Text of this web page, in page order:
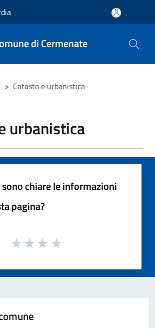
di Cermenate
> Catasto e urbanistica
urbanistica
chiare le informazioni
pagina?